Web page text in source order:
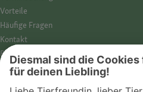
Vorteile
Häufige Fragen
Kontakt
Barrierefreiheit
Impressum